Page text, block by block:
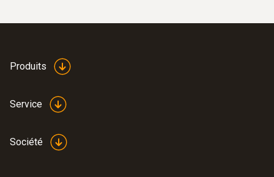
Produits
Service
Société